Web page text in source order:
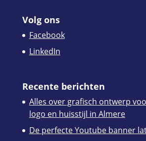
Volg ons
Facebook
LinkedIn
Recente berichten
Alles over grafisch ontwerp
logo en huisstijl in Almere
De perfecte Youtube banner